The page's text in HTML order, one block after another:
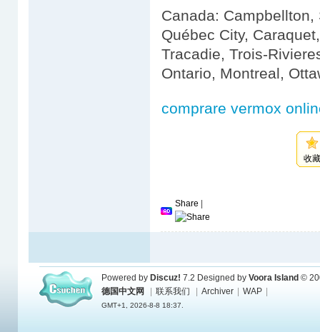
Canada:
Québec City,
Tracadie, Trois-
Ontario, Montreal,
comprare vermox
收
Share
Powered by Discuz! 7.2 Designed by Voora Island ©
德国中文网
联系我们 Archiver WAP
GMT+1, 2026-8-8 18:37.